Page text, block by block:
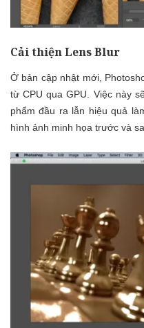
Cải thiện Lens Blur
Ở bản cập nhật mới,
từ CPU qua GPU. Việc này
phẩm đầu ra lẫn hiệu quả
hình ảnh minh họa trước và